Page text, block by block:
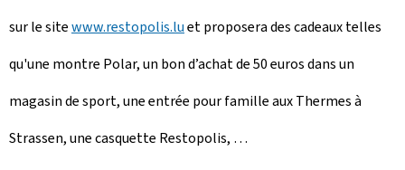
sur le sitewww.restopolis.luet proposera des cadeaux telles
qu'une montre Polar, un bon d’achat de 50 euros dans un
magasin de sport, une entrée pour famille aux Thermes à
Strassen, une casquette Restopolis, …